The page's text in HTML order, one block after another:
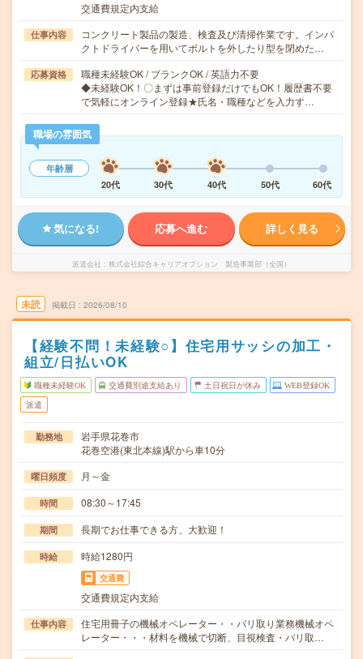
交通費規定内支給
仕事内容
コンクリート製品の製造、検査及び清掃作業です。インパ
クトドライバーを用いてボルトを外したり型を閉めた…
応募資格
職種未経験OK / ブランクOK / 英語力不要
◆未経験OK！〇まずは事前登録だけでもOK！履歴書不要
で気軽にオンライン登録★氏名・職種などを入力す…
職場の雰囲気
年齢層
20代
30代 40代 50代 60代
気になる! 応募へ進む 詳しく見る
派遣会社 株式会社綜合キャリアオプション 製造事業部（全国）
未読 掲載日 2026/08/10
【経験不問！未経験○】住宅用サッシの加工・
組立/日払いOK
職種未経験OK 交通費別途支給あり 土日祝日が休み WEB登録OK
派遣
勤務地
岩手県花巻市
花巻空港(東北本線)駅から車10分
曜日頻度 月～金
時間 08:30～17:45
期間 長期でお仕事できる方、大歓迎！
時給 時給1280円
交通費
交通費規定内支給
仕事内容
住宅用冊子の機械オペレーター・・バリ取り業務機械オペ
レーター・・・材料を機械で切断、目視検査・バリ取…